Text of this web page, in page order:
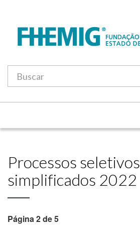
Processos seletivos
simplificados 2022
Página 2 de 5